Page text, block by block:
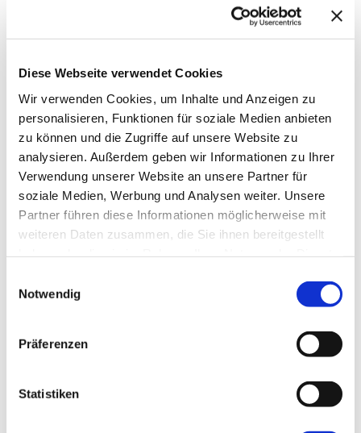
Diese Webseite verwendet Cookies
Wir verwenden Cookies, um Inhalte und Anzeigen zu
personalisieren, Funktionen für soziale Medien anbieten
zu können und die Zugriffe auf unsere Website zu
analysieren. Außerdem geben wir Informationen zu Ihrer
Verwendung unserer Website an unsere Partner für
soziale Medien, Werbung und Analysen weiter. Unsere
Partner führen diese Informationen möglicherweise mit
weiteren Daten zusammen, die Sie ihnen bereitgestellt
Notwendig
Präferenzen
Statistiken
Womit können wir behilflich sein?
Abschicken
Schreibe einen